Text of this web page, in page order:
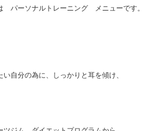
パーソナルトレーニング メニューです。
自分の為に、しっかりと耳を傾け、